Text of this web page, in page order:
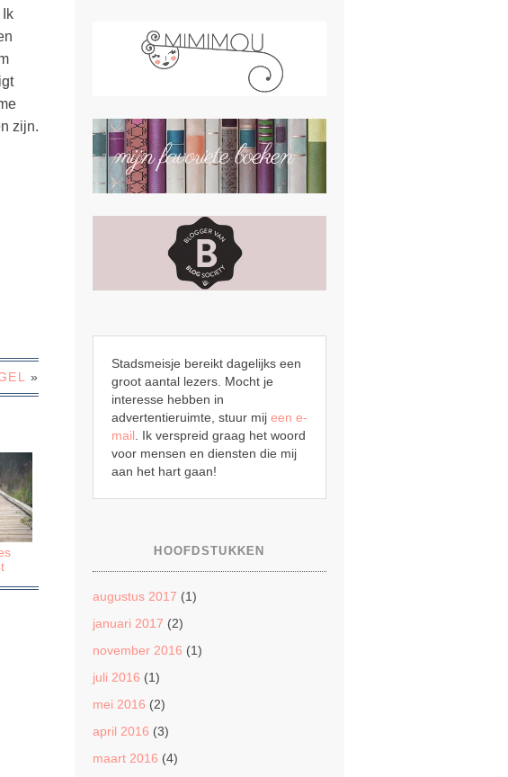
zijn.
»
Stadsmeisje bereikt dagelijks een
groot aantal lezers. Mocht je
interesse hebben in
advertentieruimte, stuur mij een e-
mail. Ik verspreid graag het woord
voor mensen en diensten die mij
aan het hart gaan!
HOOFDSTUKKEN
augustus 2017 (1)
januari 2017 (2)
november 2016 (1)
juli 2016 (1)
mei 2016 (2)
april 2016 (3)
maart 2016 (4)